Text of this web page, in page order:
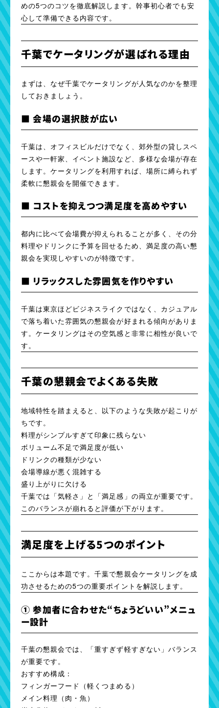
めの5つのコツを徹底解説します。幹事初心者でも安
心して準備できる内容です。
千葉でケータリングが選ばれる理由
まずは、なぜ千葉でケータリングが人気なのかを整理
しておきましょう。
■ 会場の選択肢が広い
千葉は、オフィスビルだけでなく、郊外型の貸しスペ
ースや一軒家、イベント施設など、多様な会場が存在
します。ケータリングを利用すれば、場所に縛られず
柔軟に懇親会を開催できます。
■ コストを抑えつつ満足度を高めやすい
都内に比べて会場費が抑えられることが多く、その分
料理やドリンクに予算を回せるため、満足度の高い懇
親会を実現しやすいのが特徴です。
■ リラックスした雰囲気を作りやすい
千葉は東京ほどビジネスライクではなく、カジュアル
で落ち着いた雰囲気の懇親会が好まれる傾向がありま
す。ケータリングはその空気感と非常に相性が良いで
す。
千葉の懇親会でよくある失敗
地域特性を踏まえると、以下のような失敗が起こりが
ちです。
料理がシンプルすぎて印象に残らない
ボリューム不足で満足度が低い
ドリンクの種類が少ない
会場導線が悪く混雑する
盛り上がりに欠ける
千葉では「気軽さ」と「満足感」の両立が重要です。
このバランスが崩れると評価が下がります。
満足度を上げる5つのポイント
ここからは本題です。千葉で懇親会ケータリングを成
功させるための5つの重要ポイントを解説します。
① 参加者に合わせた“ちょうどいい”メニュ
ー設計
千葉の懇親会では、「重すぎず軽すぎない」バランス
が重要です。
おすすめ構成：
フィンガーフード（軽くつまめる）
メイン料理（肉・魚）